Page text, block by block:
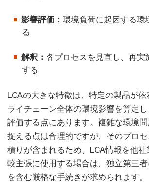
影響評価： 環境負荷に起因する環
る
解釈： 各プロセスを見直し、再実
する
LCAの大きな特徴は、特定の製品が
ライチェーン全体の環境影響を算定
評価する点にあります。複雑な環境
捉える点は合理的ですが、そのプロ
積りが含まれるため、LCA情報を他
較主張に使用する場合は、独立第三
を含む厳格な手続きが求められます。